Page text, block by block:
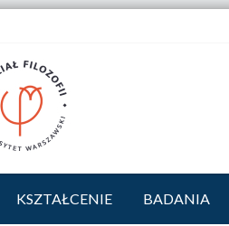
KSZTAŁCENIE BADANIA